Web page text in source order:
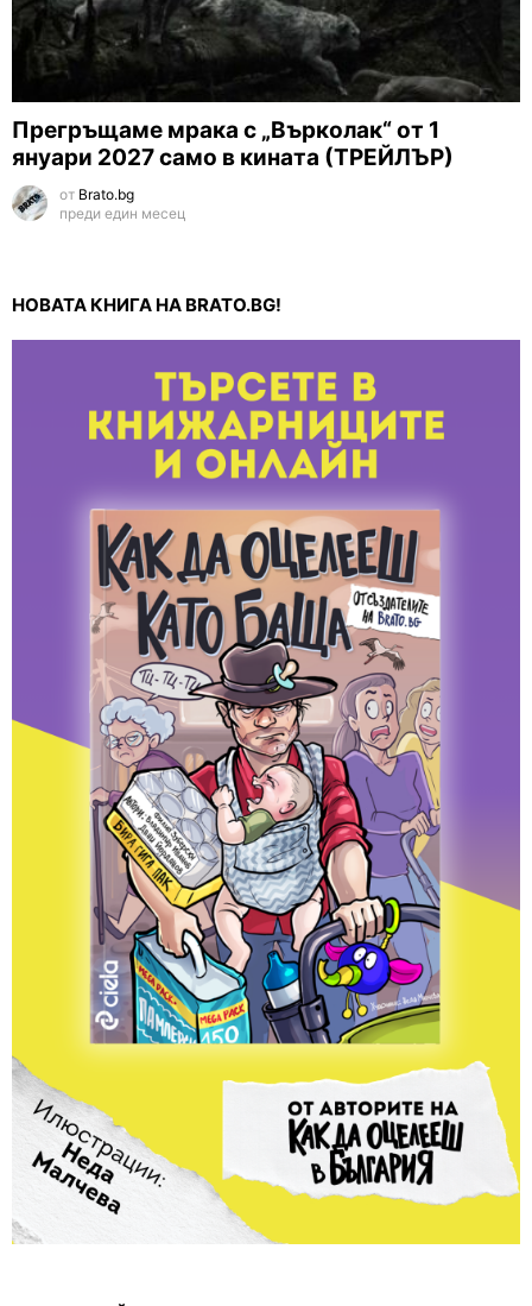
Прегръщаме мрака с „Върколак“ от 1
януари 2027 само в кината (ТРЕЙЛЪР)
от Brato.bg
преди един месец
НОВАТА КНИГА НА BRATO.BG!